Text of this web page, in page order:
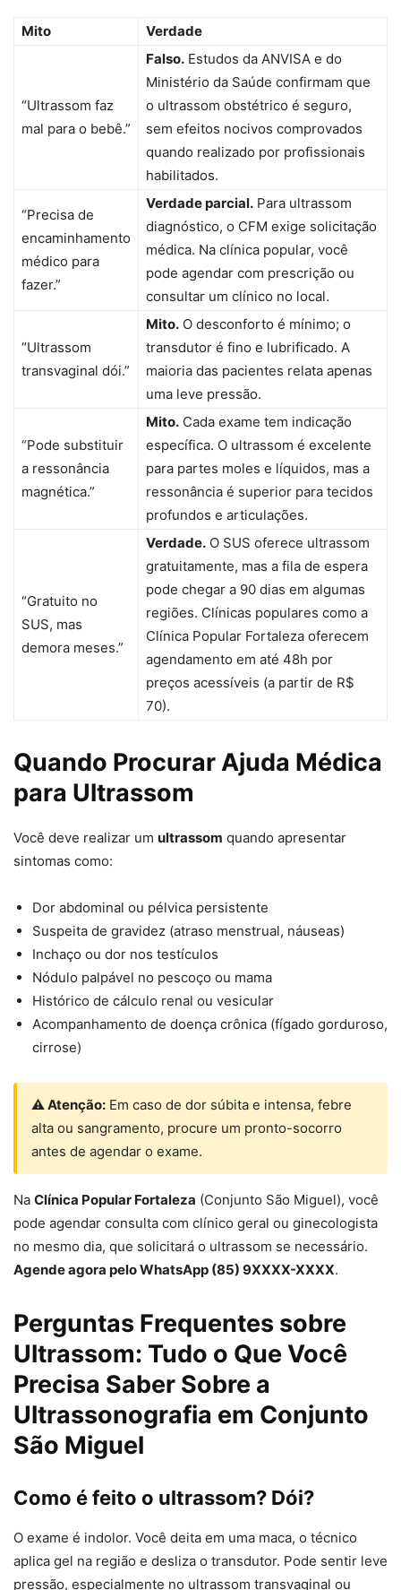
Mito Verdade
“Ultrassom faz
mal para o bebê.”
Falso. Estudos da ANVISA e do
Ministério da Saúde confirmam que
o ultrassom obstétrico é seguro,
sem efeitos nocivos comprovados
quando realizado por profissionais
habilitados.
“Precisa de
encaminhamento
médico para
fazer.”
Verdade parcial. Para ultrassom
diagnóstico, o CFM exige solicitação
médica. Na clínica popular, você
pode agendar com prescrição ou
consultar um clínico no local.
“Ultrassom
transvaginal dói.”
Mito. O desconforto é mínimo; o
transdutor é fino e lubrificado. A
maioria das pacientes relata apenas
uma leve pressão.
“Pode substituir
a ressonância
magnética.”
Mito. Cada exame tem indicação
específica. O ultrassom é excelente
para partes moles e líquidos, mas a
ressonância é superior para tecidos
profundos e articulações.
“Gratuito no
SUS, mas
demora meses.”
Verdade. O SUS oferece ultrassom
gratuitamente, mas a fila de espera
pode chegar a 90 dias em algumas
regiões. Clínicas populares como a
Clínica Popular Fortaleza oferecem
agendamento em até 48h por
preços acessíveis (a partir de R$
70).
Quando Procurar Ajuda Médica
para Ultrassom
Você deve realizar um ultrassom quando apresentar
sintomas como:
Dor abdominal ou pélvica persistente
Suspeita de gravidez (atraso menstrual, náuseas)
Inchaço ou dor nos testículos
Nódulo palpável no pescoço ou mama
Histórico de cálculo renal ou vesicular
Acompanhamento de doença crônica (fígado gorduroso,
cirrose)
⚠ Atenção: Em caso de dor súbita e intensa, febre
alta ou sangramento, procure um pronto-socorro
antes de agendar o exame.
Na Clínica Popular Fortaleza (Conjunto São Miguel), você
pode agendar consulta com clínico geral ou ginecologista
no mesmo dia, que solicitará o ultrassom se necessário.
Agende agora pelo WhatsApp (85) 9XXXX-XXXX.
Perguntas Frequentes sobre
Ultrassom: Tudo o Que Você
Precisa Saber Sobre a
Ultrassonografia em Conjunto
São Miguel
Como é feito o ultrassom? Dói?
O exame é indolor. Você deita em uma maca, o técnico
aplica gel na região e desliza o transdutor. Pode sentir leve
pressão, especialmente no ultrassom transvaginal ou